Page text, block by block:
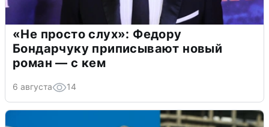
«Не просто слух»: Федору
Бондарчуку приписывают новый
роман — с кем
6 августа 14